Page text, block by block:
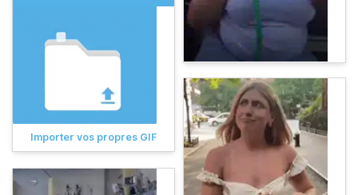
Importer vos propres GIF